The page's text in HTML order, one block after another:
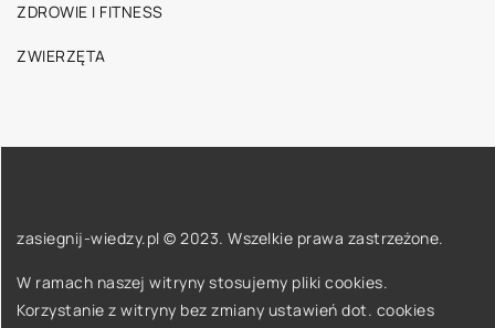
ZDROWIE I FITNESS
ZWIERZĘTA
zasiegnij-wiedzy.pl © 2023. Wszelkie prawa zastrzeżone.
W ramach naszej witryny stosujemy pliki cookies.
Korzystanie z witryny bez zmiany ustawień dot. cookies